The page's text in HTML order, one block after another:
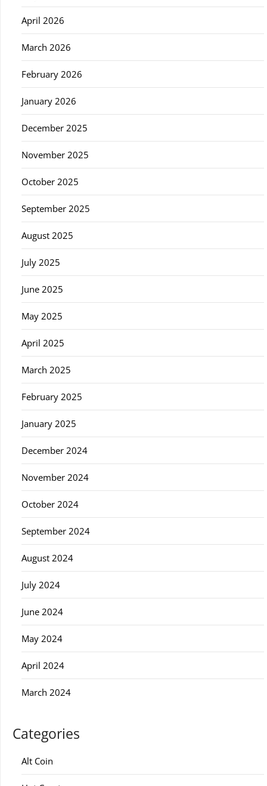
April 2026
March 2026
February 2026
January 2026
December 2025
November 2025
October 2025
September 2025
August 2025
July 2025
June 2025
May 2025
April 2025
March 2025
February 2025
January 2025
December 2024
November 2024
October 2024
September 2024
August 2024
July 2024
June 2024
May 2024
April 2024
March 2024
Categories
Alt Coin